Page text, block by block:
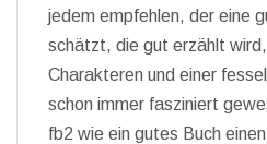
jedem empfehlen, der eine
schätzt, die gut erzählt
Charakteren und einer
schon immer fasziniert
fb2 wie ein gutes Buch